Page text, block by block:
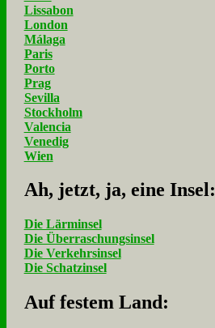
Lissabon
London
Málaga
Paris
Porto
Prag
Sevilla
Stockholm
Valencia
Venedig
Wien
Ah, jetzt, ja, ei­ne In­sel:
Die Lärminsel
Die Überraschungsinsel
Die Verkehrsinsel
Die Schatzinsel
Auf fe­stem Land: